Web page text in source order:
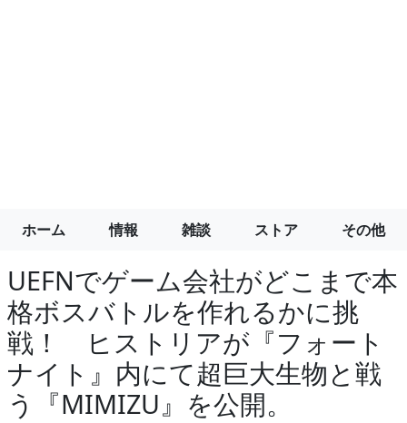
ホーム 情報 雑談 ストア その他
UEFNでゲーム会社がどこまで本
格ボスバトルを作れるかに挑
戦！ ヒストリアが『フォート
ナイト』内にて超巨大生物と戦
う『MIMIZU』を公開。